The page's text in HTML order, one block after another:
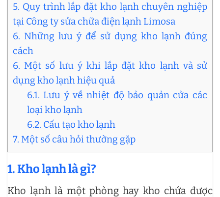
5. Quy trình lắp đặt kho lạnh chuyên nghiệp
tại Công ty sửa chữa điện lạnh Limosa
6. Những lưu ý để sử dụng kho lạnh đúng
cách
6. Một số lưu ý khi lắp đặt kho lạnh và sử
dụng kho lạnh hiệu quả
6.1. Lưu ý về nhiệt độ bảo quản cửa các
loại kho lạnh
6.2. Cấu tạo kho lạnh
7. Một số câu hỏi thường gặp
1. Kho lạnh là gì?
Kho lạnh là một phòng hay kho chứa được